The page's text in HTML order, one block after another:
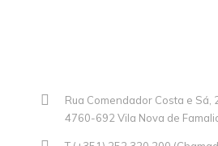
Rua Comendador Costa e Sá,
4760-692 Vila Nova de